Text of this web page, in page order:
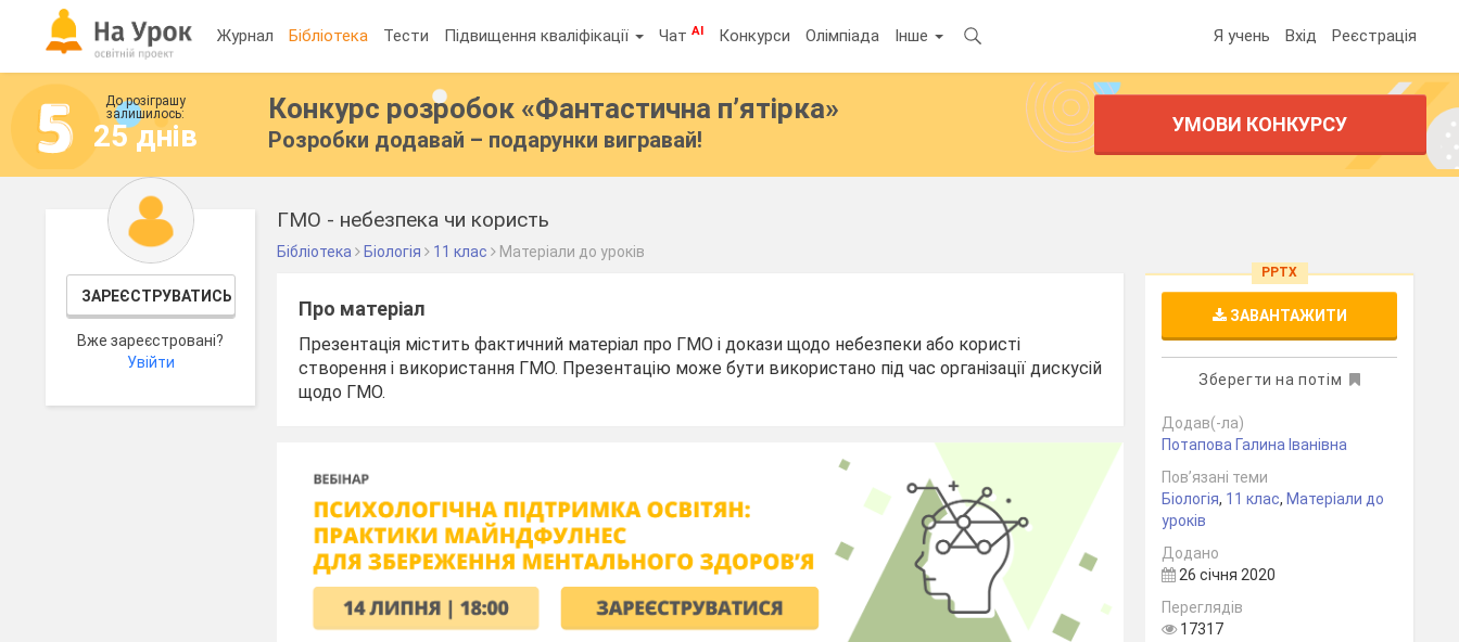
Журнал Бібліотека Тести Підвищення кваліфікації ЧатAI Конкурси Олімпіада Інше Я учень Вхід Реєстрація
До розіграшу
залишилось:
25 днів
Конкурс розробок «Фантастична п’ятірка»
Розробки додавай – подарунки вигравай!
УМОВИ КОНКУРСУ
ЗАРЕЄСТРУВАТИСЬ
Вже зареєстровані?
Увійти
ГМО - небезпека чи користь
Бібліотека Біологія 11 клас Матеріали до уроків
Про матеріал
Презентація містить фактичний матеріал про ГМО і докази щодо небезпеки або користі
створення і використання ГМО. Презентацію може бути використано під час організації дискусій
щодо ГМО.
PPTX
ЗАВАНТАЖИТИ
Зберегти на потім
Додав(-ла)
Потапова Галина Іванівна
Пов’язані теми
Біологія, 11 клас, Матеріали до
уроків
Додано
26 січня 2020
Переглядів
17317